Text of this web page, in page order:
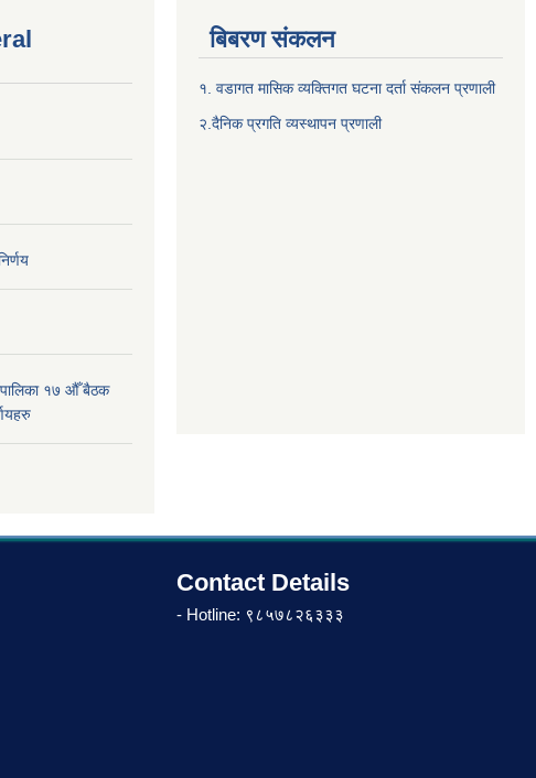
१७ औँ बैठक
बिबरण संकलन
१. वडागत मासिक व्यक्तिगत घटना दर्ता संकलन प्रणाली
२.दैनिक प्रगति व्यस्थापन प्रणाली
Contact Details
- Hotline: ९८५७८२६३३३